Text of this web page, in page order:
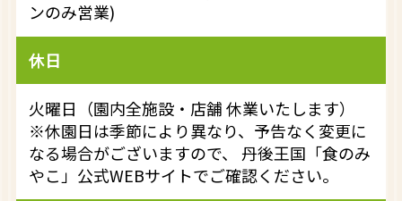
ンのみ営業)
休日
火曜日（園内全施設・店舗 休業いたします）
※休園日は季節により異なり、予告なく変更に
なる場合がございますので、 丹後王国「食のみ
やこ」公式WEBサイトでご確認ください。